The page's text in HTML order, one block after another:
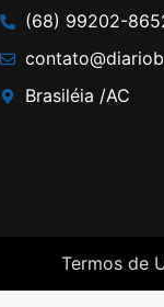
(68) 99202-
Brasiléia /AC
Termos de